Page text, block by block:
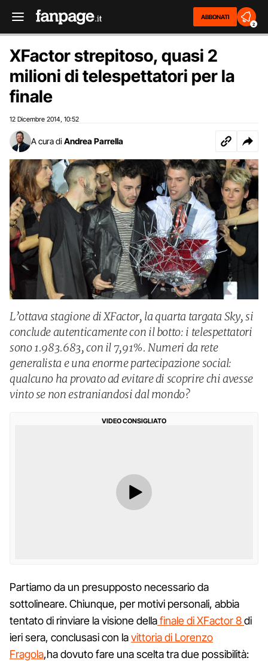
ABBONATI
2
XFactor strepitoso, quasi 2
milioni di telespettatori per la
finale
12 Dicembre 2014 10:52
A cura di Andrea Parrella
L’ottava stagione di XFactor, la quarta targata Sky, si
conclude autenticamente con il botto: i telespettatori
sono 1.983.683, con il 7,91%. Numeri da rete
generalista e una enorme partecipazione social:
qualcuno ha provato ad evitare di scoprire chi avesse
vinto se non estraniandosi dal mondo?
VIDEO CONSIGLIATO
Partiamo da un presupposto necessario da
sottolineare. Chiunque, per motivi personali, abbia
tentato di rinviare la visione dellafinale di XFactor 8di
ieri sera, conclusasi con lavittoria di Lorenzo
Fragola,ha dovuto fare una scelta tra due possibilità: